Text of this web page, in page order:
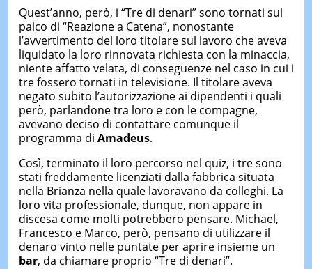
Quest’anno, però, i “Tre di denari” sono tornati sul
palco di “Reazione a Catena”, nonostante
l’avvertimento del loro titolare sul lavoro che aveva
liquidato la loro rinnovata richiesta con la minaccia,
niente affatto velata, di conseguenze nel caso in cui i
tre fossero tornati in televisione. Il titolare aveva
negato subito l’autorizzazione ai dipendenti i quali
però, parlandone tra loro e con le compagne,
avevano deciso di contattare comunque il
programma di Amadeus.
Così, terminato il loro percorso nel quiz, i tre sono
stati freddamente licenziati dalla fabbrica situata
nella Brianza nella quale lavoravano da colleghi. La
loro vita professionale, dunque, non appare in
discesa come molti potrebbero pensare. Michael,
Francesco e Marco, però, pensano di utilizzare il
denaro vinto nelle puntate per aprire insieme un
bar, da chiamare proprio “Tre di denari”.